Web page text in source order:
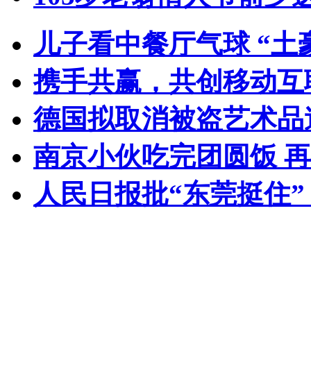
儿子看中餐厅气球 “土
携手共赢，共创移动
德国拟取消被盗艺术
南京小伙吃完团圆饭
人民日报批“东莞挺住